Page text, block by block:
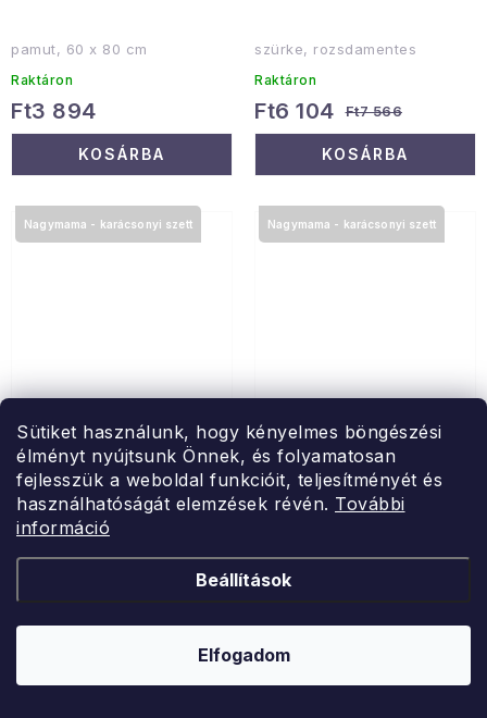
Sütiket használunk, hogy kényelmes böngészési
élményt nyújtsunk Önnek, és folyamatosan
fejlesszük a weboldal funkcióit, teljesítményét és
használhatóságát elemzések révén. További
információ
Beállítások
Elfogadom
pamut, 60 x 80 cm
Raktáron
Ft3 894
KOSÁRBA
szürke, rozsdamentes
Raktáron
Ft6 104 Ft7 566
KOSÁRBA
ARÔME
Minden jót
Nagymama - karácsonyi szett
KOSÁRBA
ARÔME
Musk & White Floral
Nagymama - karácsonyi szett
illatos gyertya üvegben 90 g
KOSÁRBA